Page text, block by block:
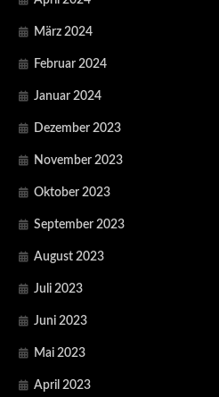
März 2024
Februar 2024
Januar 2024
Dezember 2023
November 2023
Oktober 2023
September 2023
August 2023
Juli 2023
Juni 2023
Mai 2023
April 2023